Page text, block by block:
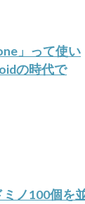
」って使い
の時代で
ノ100個を